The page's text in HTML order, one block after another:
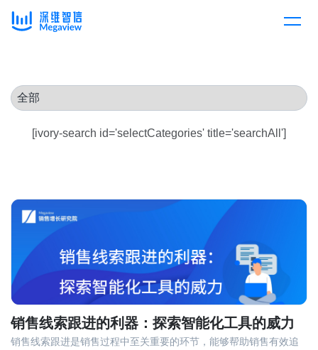
解决方案
消费医疗
教育
汽车
房地产
定价
资源中心
资源中心
关于我们
content
[ivory-search id='selectCategories' title='searchAll']
销售线索跟进的利器：探索智能化工具的威力
销售线索跟进是销售过程中至关重要的环节，能够帮助销售有效追